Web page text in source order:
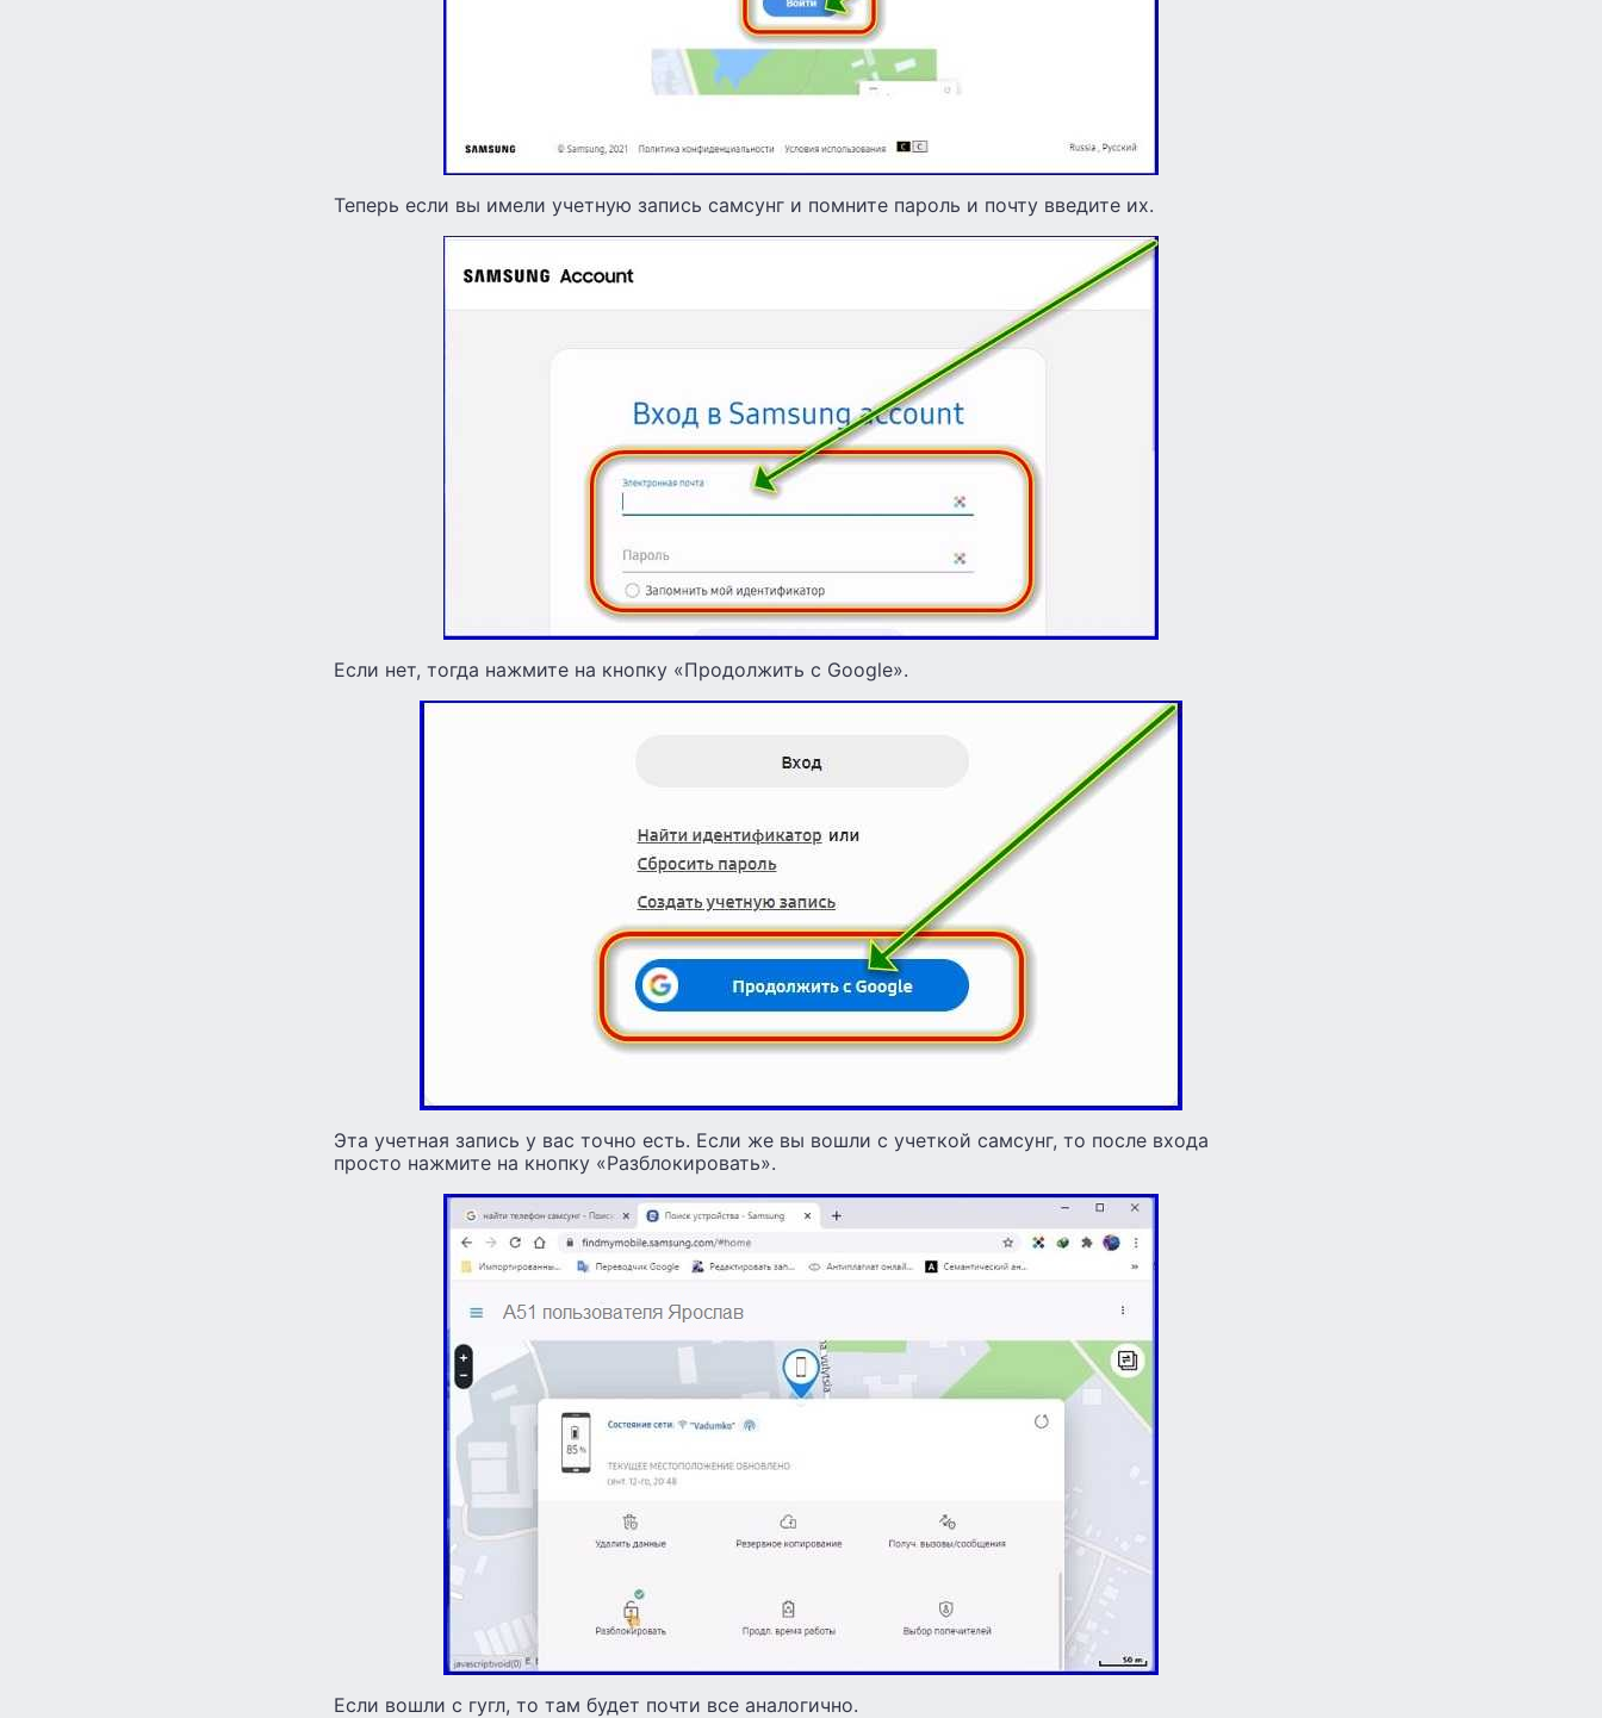
Теперь если вы имели учетную запись самсунг и помните пароль и почту введите их.
Если нет, тогда нажмите на кнопку «Продолжить с Google».
Эта учетная запись у вас точно есть. Если же вы вошли с учеткой самсунг, то после входа
просто нажмите на кнопку «Разблокировать».
Если вошли с гугл, то там будет почти все аналогично.